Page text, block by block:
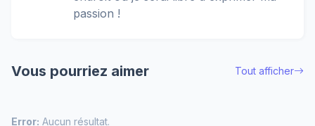
passion !
Vous pourriez aimer Tout afficher
Error: Aucun résultat.